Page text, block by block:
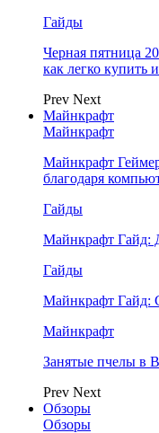
Гайды
Черная пятница
как легко купить
Prev Next
Майнкрафт
Майнкрафт
Майнкрафт
благодаря
Гайды
Майнкрафт Гайд:
Гайды
Майнкрафт Гайд:
Майнкрафт
Занятые пчелы в
Prev Next
Обзоры
Обзоры